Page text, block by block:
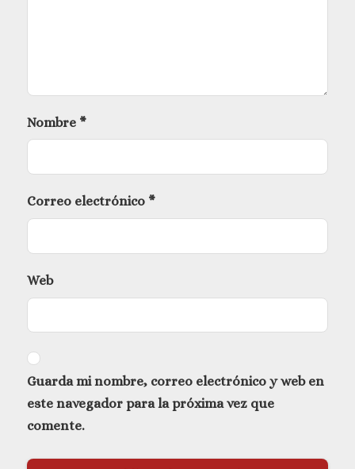
Nombre *
Correo electrónico *
Web
Guarda mi nombre, correo electrónico y web en
este navegador para la próxima vez que
comente.